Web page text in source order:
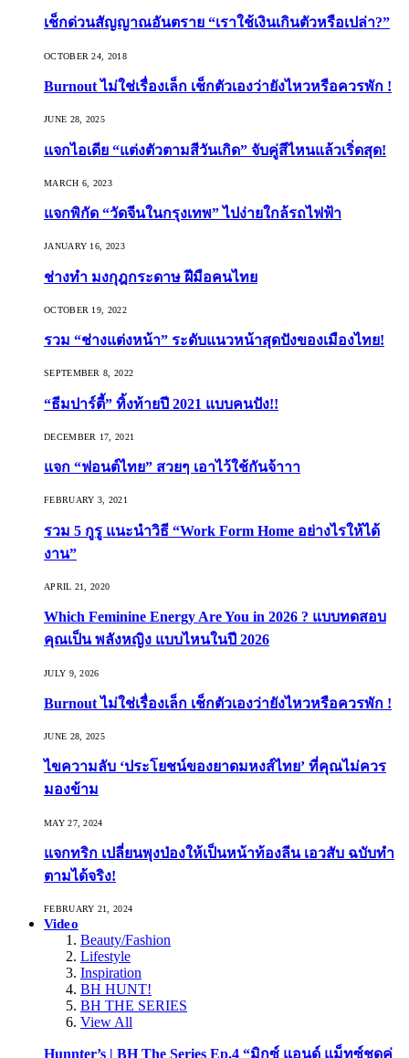
เช็กด่วนสัญญาณอันตราย “เราใช้เงินเกินตัวหรือเปล่า?”
OCTOBER 24, 2018
Burnout ไม่ใช่เรื่องเล็ก เช็กตัวเองว่ายังไหวหรือควรพัก !
JUNE 28, 2025
แจกไอเดีย “แต่งตัวตามสีวันเกิด” จับคู่สีไหนแล้วเริ่ดสุด!
MARCH 6, 2023
แจกพิกัด “วัดจีนในกรุงเทพ” ไปง่ายใกล้รถไฟฟ้า
JANUARY 16, 2023
ช่างทำ มงกุฎกระดาษ ฝีมือคนไทย
OCTOBER 19, 2022
รวม “ช่างแต่งหน้า” ระดับแนวหน้าสุดปังของเมืองไทย!
SEPTEMBER 8, 2022
“ธีมปาร์ตี้” ทิ้งท้ายปี 2021 แบบคนปัง!!
DECEMBER 17, 2021
แจก “ฟอนต์ไทย” สวยๆ เอาไว้ใช้กันจ้าาา
FEBRUARY 3, 2021
รวม 5 กูรู แนะนำวิธี “Work Form Home อย่างไรให้ได้
งาน”
APRIL 21, 2020
Which Feminine Energy Are You in 2026 ? แบบทดสอบ
คุณเป็น พลังหญิง แบบไหนในปี 2026
JULY 9, 2026
Burnout ไม่ใช่เรื่องเล็ก เช็กตัวเองว่ายังไหวหรือควรพัก !
JUNE 28, 2025
ไขความลับ ‘ประโยชน์ของยาดมหงส์ไทย’ ที่คุณไม่ควร
มองข้าม
MAY 27, 2024
แจกทริก เปลี่ยนพุงป่องให้เป็นหน้าท้องลีน เอวสับ ฉบับทำ
ตามได้จริง!
FEBRUARY 21, 2024
Video
Beauty/Fashion
Lifestyle
Inspiration
BH HUNT!
BH THE SERIES
View All
Hunnter’s | BH The Series Ep.4 “มิกซ์ แอนด์ แม็ทซ์ชุดคู่